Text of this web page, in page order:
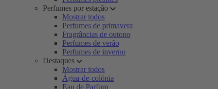
Perfumes por estação
Mostrar todos
Perfumes de primavera
Fragrâncias de outono
Perfumes de verão
Perfumes de inverno
Destaques
Mostrar todos
Água-de-colónia
Eau de Parfum